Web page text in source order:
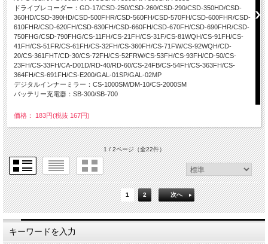
ドライブレコーダー：GD-17/CSD-250/CSD-260/CSD-290/CSD-350HD/CSD-
360HD/CSD-390HD/CSD-500FHR/CSD-560FH/CSD-570FH/CSD-600FHR/CSD-
610FHR/CSD-620FH/CSD-630FH/CSD-660FH/CSD-670FH/CSD-690FHR/CSD-
750FHG/CSD-790FHG/CS-11FH/CS-21FH/CS-31F/CS-81WQH/CS-91FH/CS-
41FH/CS-51FR/CS-61FH/CS-32FH/CS-360FH/CS-71FW/CS-92WQH/CD-
20/CS-361FHT/CD-30/CS-72FH/CS-52FRW/CS-53FH/CS-93FH/CD-50/CS-
23FH/CS-33FH/CA-D01D/RD-40/RD-60/CS-24FB/CS-54FH/CS-363FH/CS-
364FH/CS-691FH/CS-E200/GAL-01SP/GAL-02MP
デジタルインナーミラー：CS-1000SM/DM-10/CS-2000SM
バッテリー充電器：SB-300/SB-700
価格： 183円(税抜 167円)
1 / 2ページ（全22件）
1 2 次へ
キーワードを入力